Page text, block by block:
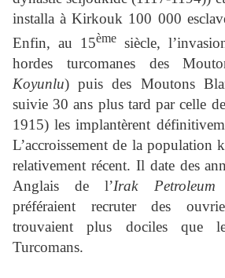
installa à Kirkouk 100 000
Enfin, au 15èmesiècle,
hordes turcomanes des
Koyunlu) puis des Moutons
suivie 30 ans plus tard par celle
1915) les implantèrent
L’accroissement de la population
relativement récent. Il date des
Anglais de l’Irak
préféraient recruter des
trouvaient plus dociles que
Turcomans.